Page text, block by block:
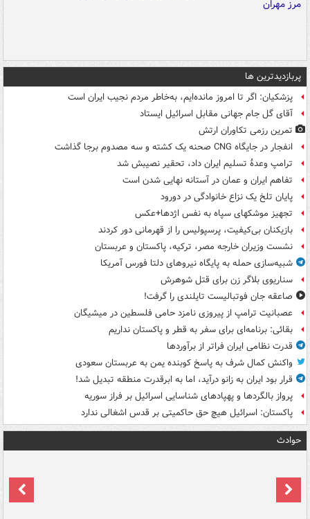
پربازدیدترین ها
پزشکیان: اگر تا امروز مانده‌ایم، به‌خاطر مردم نجیب ایران است
آقای گل جام جهانی مقابل اسرائیل ایستاد
تمرین رزمی تکاوران ارتش
انفجار در جایگاه CNG صحنه یک کشته و سه مصدوم برجا گذاشت
ترامپ وعدۀ تسلیم ایران داد، تحقیر نصیبش شد
تفاهم ایران و عمان در آستانه نهایی شدن است
پایان تلخ یک نزاع خانوادگی در دورود
تجهیز موشکهای سپاه به نفس اژدها+عکس
بازیکنان بی‌کیفیت، پرسپولیس را از قهرمانی دور کردند
نشست وزیران خارجه مصر، ترکیه، پاکستان و عربستان
شبیه‌سازی حمله به پایگاه نیروهای دلتا فورس آمریکا
سناریوی بلاگر زن برای قتل شوهرش
صاعقه جان فوتبالیست تایلندی را گرفت!
عصبانیت ترامپ از پیروزی نامزد حامی فلسطین در میشیگان
بقائی: برنامه‌ای برای سفر به قطر و پاکستان نداریم
قدرت نظامی ایران فراتر از برآوردها
واکنش کمال شرف به پاسخ کوبنده یمن به عربستان سعودی
قرار بود ایران به زانو درآید، اما به ابرقدرت منطقه تبدیل شد!
پرواز بالگردها و پهپادهای شناسایی اسرائیل بر فراز سوریه
پاکستان: اسرائیل هیچ حق حاکمیتی بر قدس اشغالی ندارد
حوادث